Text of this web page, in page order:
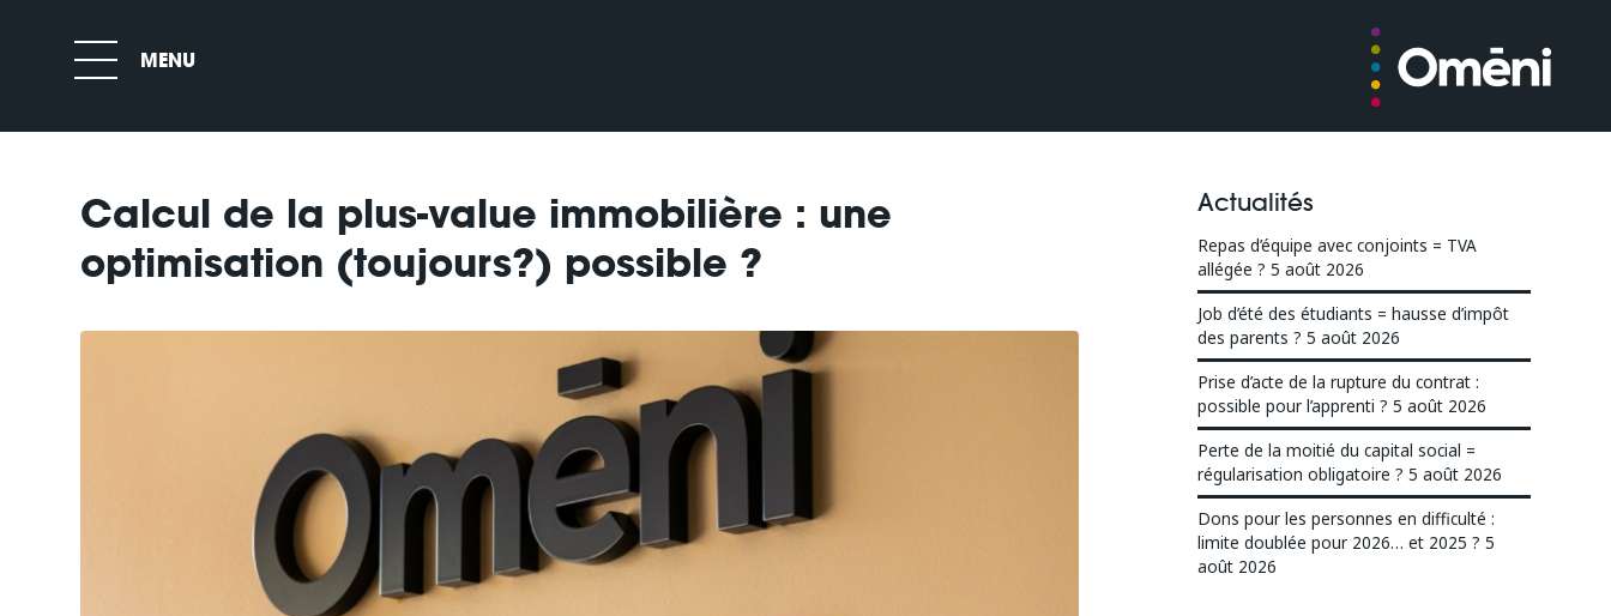
Calcul de la plus-value immobilière : une
optimisation (toujours?) possible ?
Actualités
Repas d’équipe avec conjoints = TVA
allégée ? 5 août 2026
Job d’été des étudiants = hausse d’impôt
des parents ? 5 août 2026
Prise d’acte de la rupture du contrat :
possible pour l’apprenti ? 5 août 2026
Perte de la moitié du capital social =
régularisation obligatoire ? 5 août 2026
Dons pour les personnes en difficulté :
limite doublée pour 2026… et 2025 ? 5
août 2026